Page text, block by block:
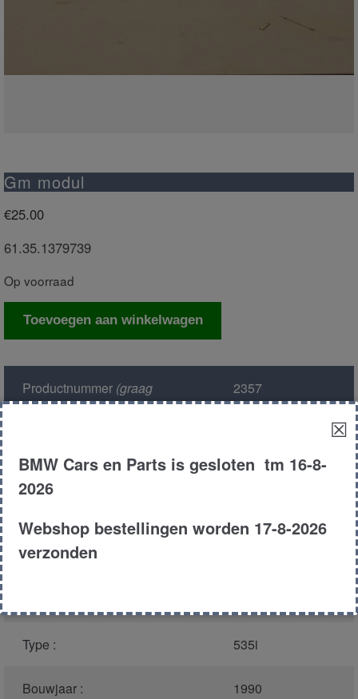
Gm modul
€25.00
61.35.1379739
Op voorraad
GmToevoegen aan winkelwagen
Productnummer(graag
melden bij bellen):
2357
Kleur :
Carroserie :
Type : 535i
Bouwjaar : 1990
☒
BMW Cars en Parts is gesloten tm 16-8-
2026
Webshop bestellingen worden 17-8-2026
verzonden